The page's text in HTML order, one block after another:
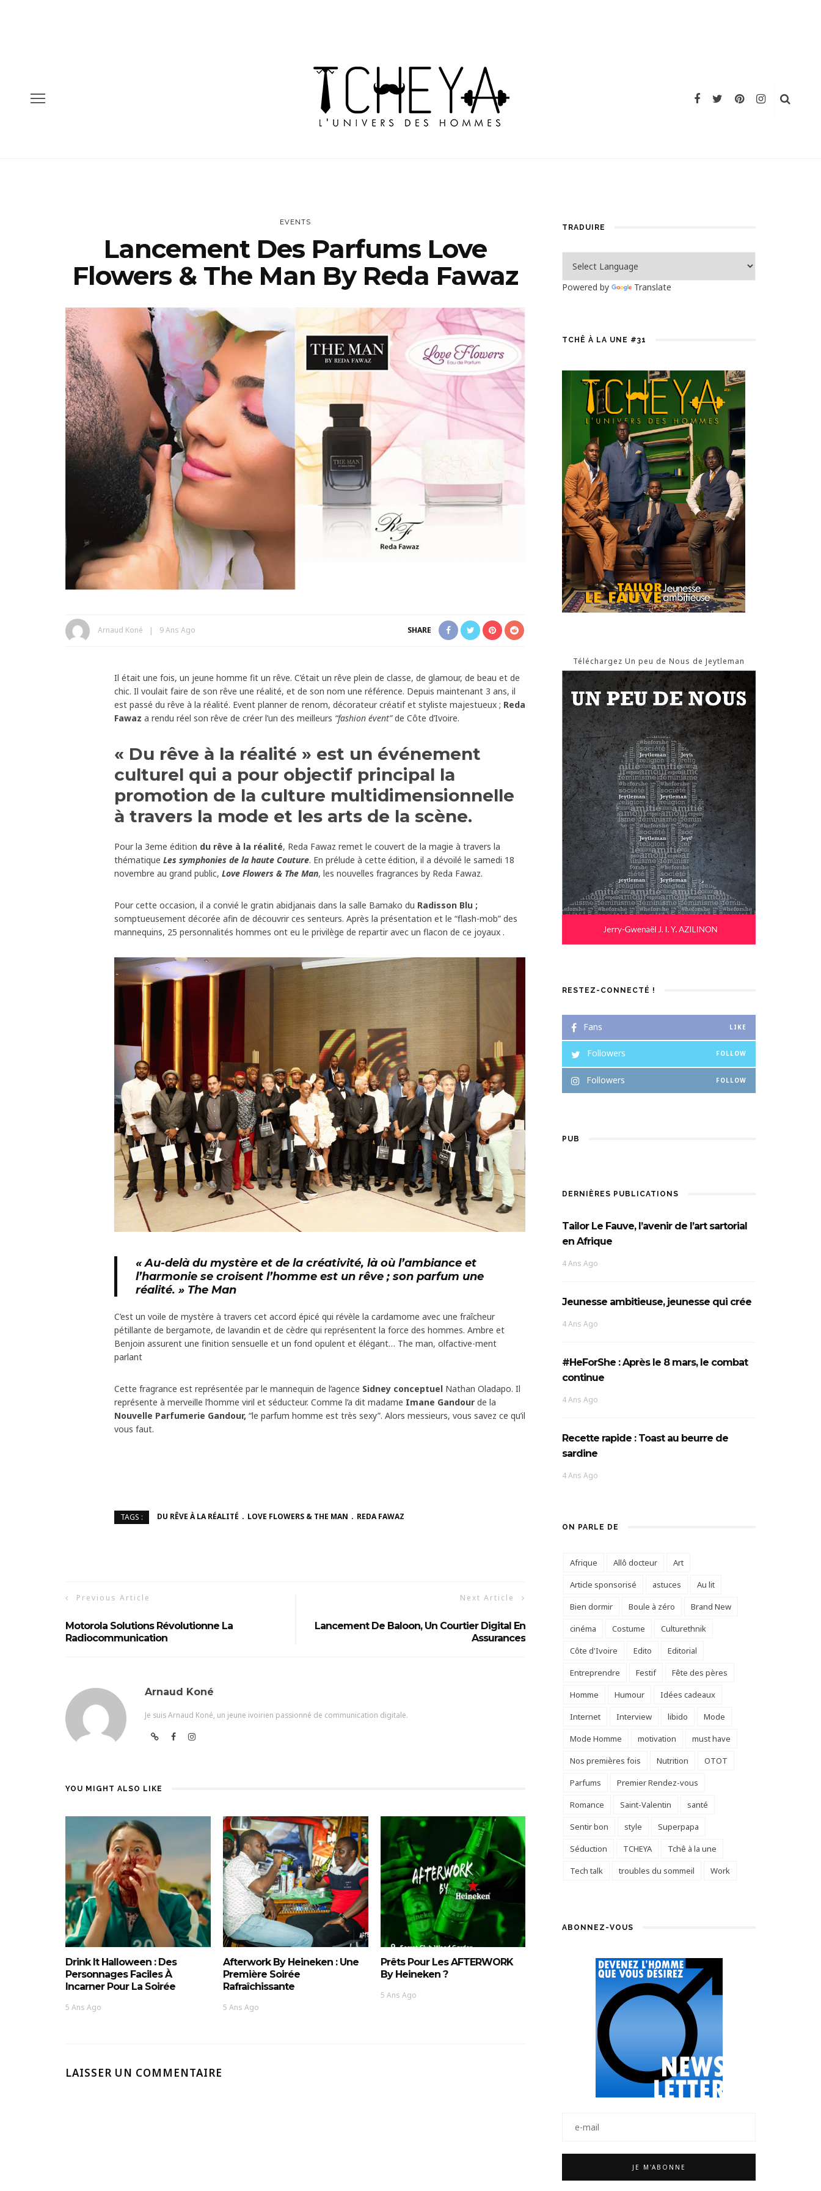
EVENTS
Lancement Des Parfums Love
Flowers & The Man By Reda Fawaz
Arnaud Koné 9 Ans Ago SHARE
Il était une fois, un jeune homme fit un rêve. C’était un rêve plein de classe, de glamour, de beau et de
chic. Il voulait faire de son rêve une réalité, et de son nom une référence. Depuis maintenant 3 ans, il
est passé du rêve à la réalité. Event planner de renom, décorateur créatif et styliste majestueux ; Reda
Fawaz a rendu réel son rêve de créer l’un des meilleurs “fashion évent”de Côte d’Ivoire.
« Du rêve à la réalité » est un événement
culturel qui a pour objectif principal la
promotion de la culture multidimensionnelle
à travers la mode et les arts de la scène.
Pour la 3eme édition du rêve à la réalité, Reda Fawaz remet le couvert de la magie à travers la
thématique Les symphonies de la haute Couture. En prélude à cette édition, il a dévoilé le samedi 18
novembre au grand public, Love Flowers & The Man, les nouvelles fragrances by Reda Fawaz.
Pour cette occasion, il a convié le gratin abidjanais dans la salle Bamako du Radisson Blu ;
somptueusement décorée afin de découvrir ces senteurs. Après la présentation et le “flash-mob” des
mannequins, 25 personnalités hommes ont eu le privilège de repartir avec un flacon de ce joyaux .
« Au-delà du mystère et de la créativité, là où l’ambiance et
l’harmonie se croisent l’homme est un rêve ; son parfum une
réalité. » The Man
C’est un voile de mystère à travers cet accord épicé qui révèle la cardamome avec une fraîcheur
pétillante de bergamote, de lavandin et de cèdre qui représentent la force des hommes. Ambre et
Benjoin assurent une finition sensuelle et un fond opulent et élégant… The man, olfactive-ment
parlant
Cette fragrance est représentée par le mannequin de l’agence Sidney conceptuel Nathan Oladapo. Il
représente à merveille l’homme viril et séducteur. Comme l’a dit madame Imane Gandour de la
Nouvelle Parfumerie Gandour, “le parfum homme est très sexy”. Alors messieurs, vous savez ce qu’il
vous faut.
TAGS : DU RÊVE À LA RÉALITÉ LOVE FLOWERS & THE MAN REDA FAWAZ
Previous Article
Motorola Solutions Révolutionne La
Radiocommunication
Next Article
Lancement De Baloon, Un Courtier Digital En
Assurances
Arnaud Koné
Je suis Arnaud Koné, un jeune ivoirien passionné de communication digitale.
YOU MIGHT ALSO LIKE
Drink It Halloween : Des
Personnages Faciles À
Incarner Pour La Soirée
5 Ans Ago
Afterwork By Heineken : Une
Première Soirée
Rafraîchissante
5 Ans Ago
Prêts Pour Les AFTERWORK
By Heineken ?
5 Ans Ago
LAISSER UN COMMENTAIRE
TRADUIRE
Powered by Translate
TCHÊ À LA UNE #31
Téléchargez Un peu de Nous de Jeytleman
RESTEZ-CONNECTÉ !
Fans LIKE
Followers FOLLOW
Followers FOLLOW
PUB
DERNIÈRES PUBLICATIONS
Tailor Le Fauve, l’avenir de l’art sartorial
en Afrique
4 Ans Ago
Jeunesse ambitieuse, jeunesse qui crée
4 Ans Ago
#HeForShe : Après le 8 mars, le combat
continue
4 Ans Ago
Recette rapide : Toast au beurre de
sardine
4 Ans Ago
ON PARLE DE
Afrique Allô docteur
Art
Article sponsorisé
astuces
Au lit
Bien dormir
Boule à zéro
Brand New
cinéma
Costume
Culturethnik
Côte d'Ivoire
Edito
Editorial
Entreprendre
Festif
Fête des pères
Homme
Humour
Idées cadeaux
Internet
Interview libido
Mode
Mode Homme
motivation
must have
Nos premières fois
Nutrition
OTOT
Parfums
Premier Rendez-vous
Romance
Saint-Valentin
santé
Sentir bon
style
Superpapa
Séduction
TCHEYA
Tchê à la une
Tech talk
troubles du sommeil Work
ABONNEZ-VOUS